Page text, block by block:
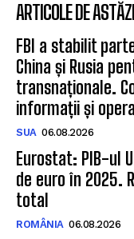
ARTICOLE DE ASTĂZI
FBI a stabilit
China și Rusia
transnaționale.
informații și
SUA 06.08.2026
Eurostat: PIB-ul
de euro în 2025.
total
ROMÂNIA 06.08.2026